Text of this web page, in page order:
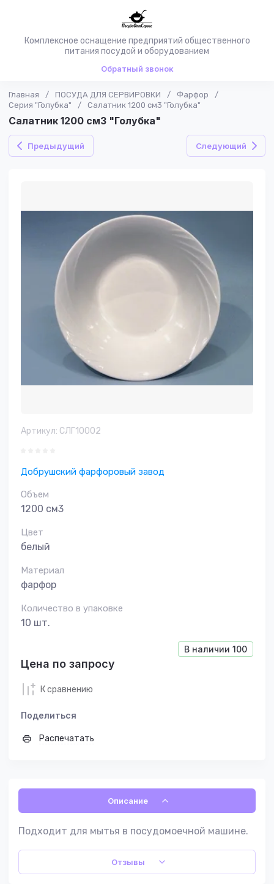
Комплексное оснащение предприятий общественного
питания посудой и оборудованием
Обратный звонок
Главная / ПОСУДА ДЛЯ СЕРВИРОВКИ / Фарфор
/
Серия "Голубка"
/ Салатник 1200 см3 "Голубка"
Салатник 1200 см3 "Голубка"
Предыдущий Следующий
Артикул: СЛГ10002
Добрушский фарфоровый завод
Объем
1200 см3
Цвет
белый
Материал
фарфор
Количество в упаковке
10 шт.
В наличии 100
Цена по запросу
К сравнению
Поделиться
Распечатать
Описание
Подходит для мытья в посудомоечной машине.
Отзывы